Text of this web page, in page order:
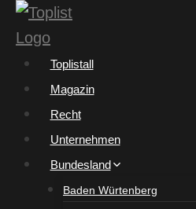
Zum
Inhalt
springenToplistall
Magazin
Recht
Unternehmen
Bundesland
Baden Würtenberg